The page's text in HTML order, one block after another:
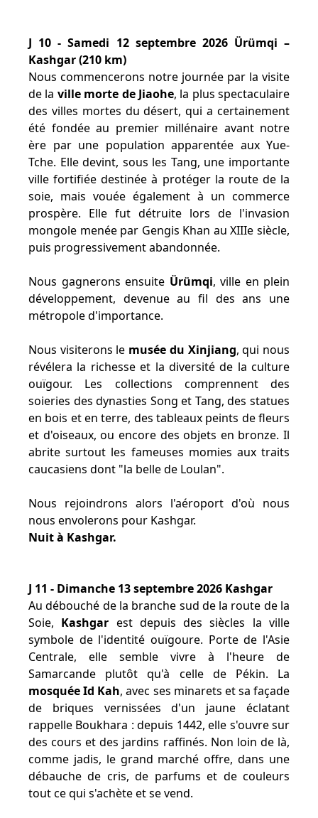
J 10 - Samedi 12 septembre 2026 Ürümqi –
Kashgar (210 km)
Nous commencerons notre journée par la visite
de la ville morte de Jiaohe, la plus spectaculaire
des villes mortes du désert, qui a certainement
été fondée au premier millénaire avant notre
ère par une population apparentée aux Yue-
Tche. Elle devint, sous les Tang, une importante
ville fortifiée destinée à protéger la route de la
soie, mais vouée également à un commerce
prospère. Elle fut détruite lors de l'invasion
mongole menée par Gengis Khan au XIIIe siècle,
puis progressivement abandonnée.
Nous gagnerons ensuite Ürümqi, ville en plein
développement, devenue au fil des ans une
métropole d'importance.
Nous visiterons le musée du Xinjiang, qui nous
révélera la richesse et la diversité de la culture
ouïgour. Les collections comprennent des
soieries des dynasties Song et Tang, des statues
en bois et en terre, des tableaux peints de fleurs
et d'oiseaux, ou encore des objets en bronze. Il
abrite surtout les fameuses momies aux traits
caucasiens dont "la belle de Loulan".
Nous rejoindrons alors l'aéroport d'où nous
nous envolerons pour Kashgar.
Nuit à Kashgar.
J 11 - Dimanche 13 septembre 2026 Kashgar
Au débouché de la branche sud de la route de la
Soie, Kashgar est depuis des siècles la ville
symbole de l'identité ouïgoure. Porte de l'Asie
Centrale, elle semble vivre à l'heure de
Samarcande plutôt qu'à celle de Pékin. La
mosquée Id Kah, avec ses minarets et sa façade
de briques vernissées d'un jaune éclatant
rappelle Boukhara : depuis 1442, elle s'ouvre sur
des cours et des jardins raffinés. Non loin de là,
comme jadis, le grand marché offre, dans une
débauche de cris, de parfums et de couleurs
tout ce qui s'achète et se vend.